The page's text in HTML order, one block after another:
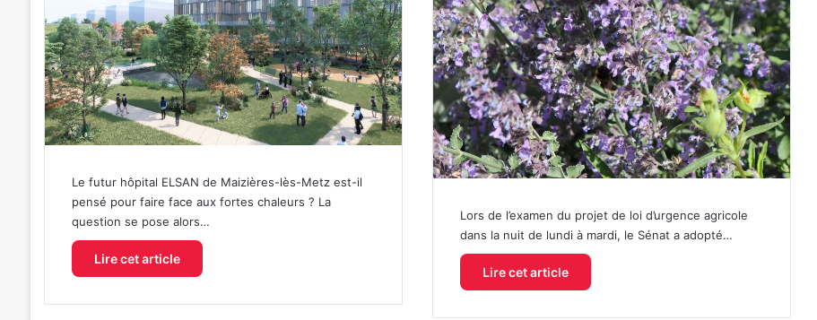
Le futur hôpital ELSAN de Maizières-lès-Metz est-il
pensé pour faire face aux fortes chaleurs ? La
question se pose alors…
Lire cet article
Lors de l’examen du projet de loi d’urgence agricole
dans la nuit de lundi à mardi, le Sénat a adopté…
Lire cet article